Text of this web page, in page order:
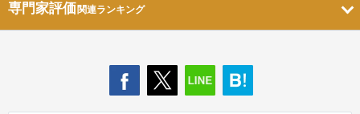
専門家評価関連ランキング